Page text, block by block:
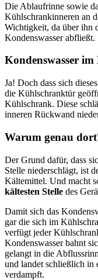
Die Ablaufrinne sowie
Kühlschrankinneren an
Wichtigkeit, da über ihn
Kondenswasser abfließt.
Kondenswasser
Ja! Doch dass sich
die Kühlschranktür
Kühlschrank. Diese
inneren Rückwand
Warum genau
Der Grund dafür, dass
Stelle niederschlägt, ist
Kältemittel. Und macht
kältesten Stelle des
Damit sich das
gar die sich im
verfügt jeder
Kondenswasser bahnt
gelangt in die
und landet schließlich in
verdampft.